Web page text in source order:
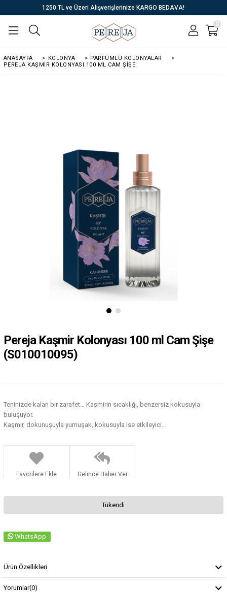
1250 TL ve Üzeri Alışverişlerinize KARGO BEDAVA!
0
ANASAYFA > KOLONYA > PARFÜMLÜ KOLONYALAR
>
PEREJA KAŞMIR KOLONYASI 100 ML CAM ŞIŞE
Pereja Kaşmir Kolonyası 100 ml Cam Şişe
(S010010095)
Teninizde kalan bir zarafet… Kaşmirin sıcaklığı, benzersiz kokusuyla
buluşuyor.
Kaşmir, dokunuşuyla yumuşak, kokusuyla ise etkileyici…
Favorilere Ekle Gelince Haber Ver
Tükendi
WhatsApp
Ürün Özellikleri
Yorumlar(0)